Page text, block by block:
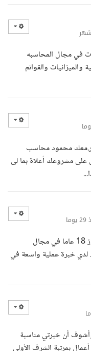
في مجال المحاسبه
والميزانيات والقوائم
محمود محاسب
على مشروعك أعلاة بما لى
مرحبا ، انا محاسب مالي محترف بخبرة تتجاوز 18 عاما في مجال
لدي خبرة عملية واسعة في
أن خبرتي مناسبة
بمرتبة الشرف الأولى